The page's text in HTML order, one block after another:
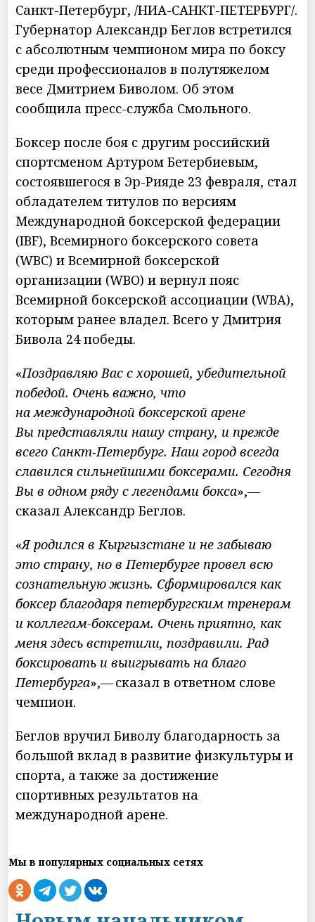
Санкт-Петербург, /НИА-САНКТ-ПЕТЕРБУРГ/.
Губернатор Александр Беглов встретился
с абсолютным чемпионом мира по боксу
среди профессионалов в полутяжелом
весе Дмитрием Биволом. Об этом
сообщила пресс-служба Смольного.
Боксер после боя с другим российский
спортсменом Артуром Бетербиевым,
состоявшегося в Эр-Рияде 23 февраля, стал
обладателем титулов по версиям
Международной боксерской федерации
(IBF), Всемирного боксерского совета
(WBC) и Всемирной боксерской
организации (WBO) и вернул пояс
Всемирной боксерской ассоциации (WBA),
которым ранее владел. Всего у Дмитрия
Бивола 24 победы.
«Поздравляю Вас с хорошей, убедительной
победой. Очень важно, что
на международной боксерской арене
Вы представляли нашу страну, и прежде
всего Санкт‑Петербург. Наш город всегда
славился сильнейшими боксерами. Сегодня
Вы в одном ряду с легендами бокса»,—
сказал Александр Беглов.
«Я родился в Кыргызстане и не забываю
это страну, но в Петербурге провел всю
сознательную жизнь. Сформировался как
боксер благодаря петербургским тренерам
и коллегам-боксерам. Очень приятно, как
меня здесь встретили, поздравили. Рад
боксировать и выигрывать на благо
Петербурга»,— сказал в ответном слове
чемпион.
Беглов вручил Биволу благодарность за
большой вклад в развитие физкультуры и
спорта, а также за достижение
спортивных результатов на
международной арене.
Мы в популярных социальных сетях